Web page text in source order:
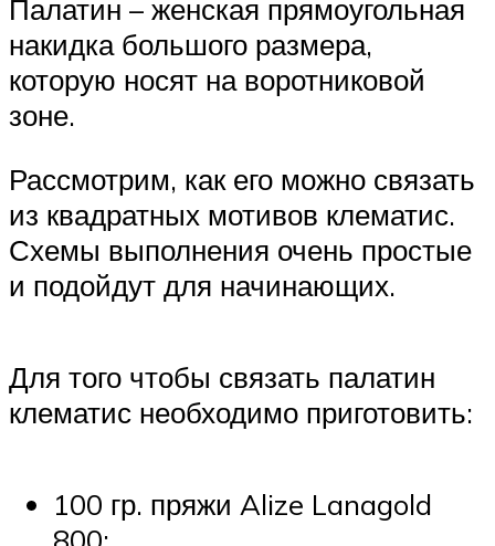
Палатин – женская прямоугольная
накидка большого размера,
которую носят на воротниковой
зоне.
Рассмотрим, как его можно связать
из квадратных мотивов клематис.
Схемы выполнения очень простые
и подойдут для начинающих.
Для того чтобы связать палатин
клематис необходимо приготовить:
100 гр. пряжи Alize Lanagold